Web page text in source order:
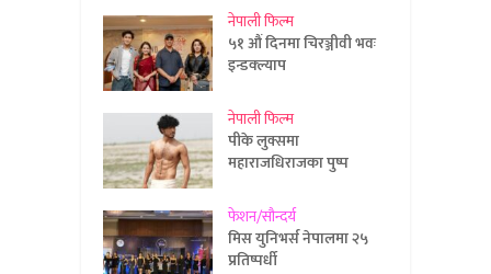
नेपाली फिल्म
५१ औं दिनमा चिरञ्जीवी भवः
इन्डक्ल्याप
नेपाली फिल्म
पीके लुक्समा
महाराजधिराजका पुष्प
फेशन/सौन्दर्य
मिस युनिभर्स नेपालमा २५
प्रतिष्पर्धी